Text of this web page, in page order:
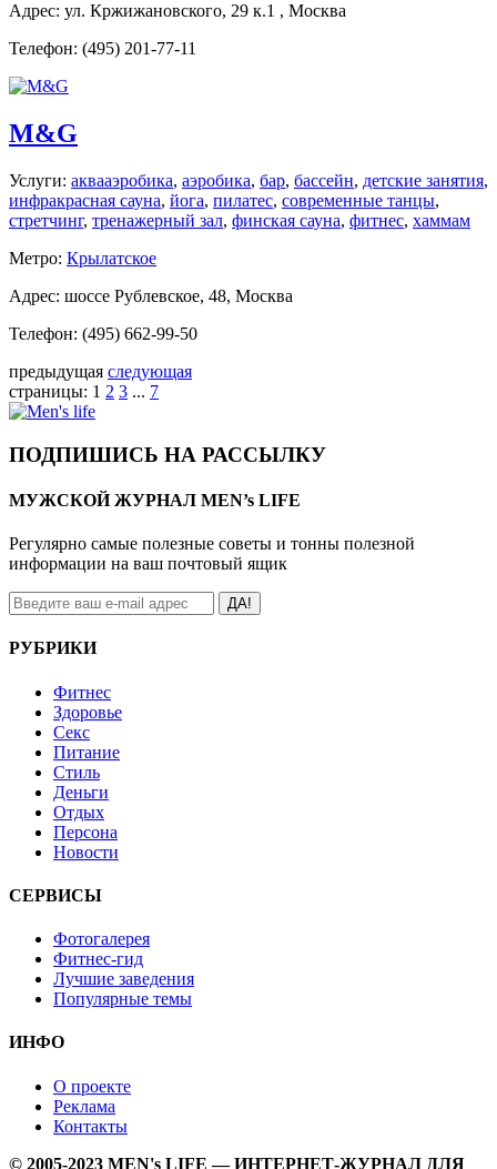
Адрес: ул. Кржижановского, 29 к.1 , Москва
Телефон: (495) 201-77-11
M&G
Услуги: аквааэробика, аэробика, бар, бассейн, детские занятия,
инфракрасная сауна, йога, пилатес, современные танцы,
стретчинг, тренажерный зал, финская сауна, фитнес, хаммам
Метро: Крылатское
Адрес: шоссе Рублевское, 48, Москва
Телефон: (495) 662-99-50
предыдущая следующая
страницы: 1 2 3 ... 7
ПОДПИШИСЬ НА РАССЫЛКУ
МУЖСКОЙ ЖУРНАЛ MEN’s LIFE
Регулярно самые полезные советы и тонны полезной
информации на ваш почтовый ящик
ДА!
РУБРИКИ
Фитнес
Здоровье
Секс
Питание
Стиль
Деньги
Отдых
Персона
Новости
СЕРВИСЫ
Фотогалерея
Фитнес-гид
Лучшие заведения
Популярные темы
ИНФО
О проекте
Реклама
Контакты
© 2005-2023 MEN's LIFE — ИНТЕРНЕТ-ЖУРНАЛ ДЛЯ